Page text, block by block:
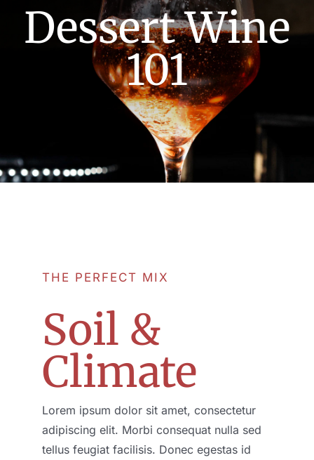
UNION LIDO PARK & RESORT
Dessert Wine
101
THE PERFECT MIX
Soil &
Climate
Lorem ipsum dolor sit amet, consectetur
adipiscing elit. Morbi consequat nulla sed
tellus feugiat facilisis. Donec egestas id